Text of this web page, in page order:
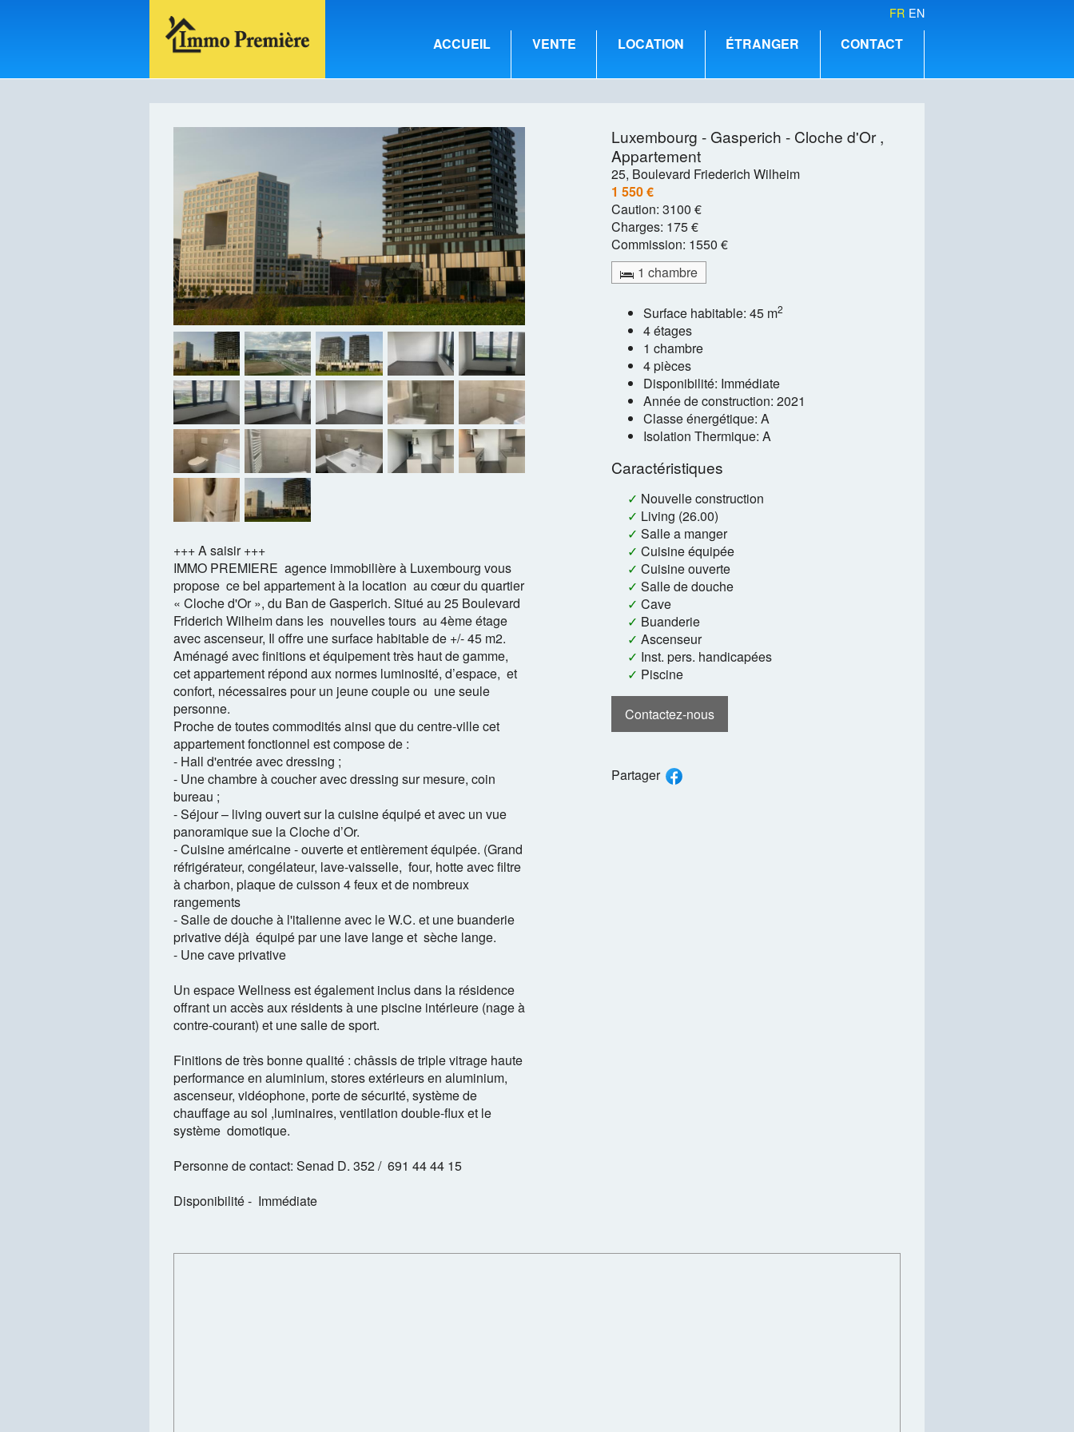
FR EN
ACCUEIL VENTE LOCATION ÉTRANGER CONTACT
+++ A saisir +++
IMMO PREMIERE agence immobilière à Luxembourg vous
propose ce bel appartement à la location au cœur du quartier
« Cloche d'Or », du Ban de Gasperich. Situé au 25 Boulevard
Friderich Wilheim dans les nouvelles tours au 4ème étage
avec ascenseur, Il offre une surface habitable de +/- 45 m2.
Aménagé avec finitions et équipement très haut de gamme,
cet appartement répond aux normes luminosité, d’espace, et
confort, nécessaires pour un jeune couple ou une seule
personne.
Proche de toutes commodités ainsi que du centre-ville cet
appartement fonctionnel est compose de :
- Hall d'entrée avec dressing ;
- Une chambre à coucher avec dressing sur mesure, coin
bureau ;
- Séjour – living ouvert sur la cuisine équipé et avec un vue
panoramique sue la Cloche d’Or.
- Cuisine américaine - ouverte et entièrement équipée. (Grand
réfrigérateur, congélateur, lave-vaisselle, four, hotte avec filtre
à charbon, plaque de cuisson 4 feux et de nombreux
rangements
- Salle de douche à l'italienne avec le W.C. et une buanderie
privative déjà équipé par une lave lange et sèche lange.
- Une cave privative
Un espace Wellness est également inclus dans la résidence
offrant un accès aux résidents à une piscine intérieure (nage à
contre-courant) et une salle de sport.
Finitions de très bonne qualité : châssis de triple vitrage haute
performance en aluminium, stores extérieurs en aluminium,
ascenseur, vidéophone, porte de sécurité, système de
chauffage au sol ,luminaires, ventilation double-flux et le
système domotique.
Personne de contact: Senad D. 352 / 691 44 44 15
Disponibilité - Immédiate
Luxembourg - Gasperich - Cloche d'Or ,
Appartement
25, Boulevard Friederich Wilheim
1 550 €
Caution:3100 €
Charges: 175 €
Commission: 1550 €
1 chambre
Surface habitable: 45 m2
4 étages
1 chambre
4 pièces
Disponibilité: Immédiate
Année de construction: 2021
Classe énergétique: A
Isolation Thermique: A
Caractéristiques
✓ Nouvelle construction
✓ Living (26.00)
✓ Salle a manger
✓ Cuisine équipée
✓ Cuisine ouverte
✓ Salle de douche
✓ Cave
✓ Buanderie
✓ Ascenseur
✓ Inst. pers. handicapées
✓ Piscine
Contactez-nous
Partager